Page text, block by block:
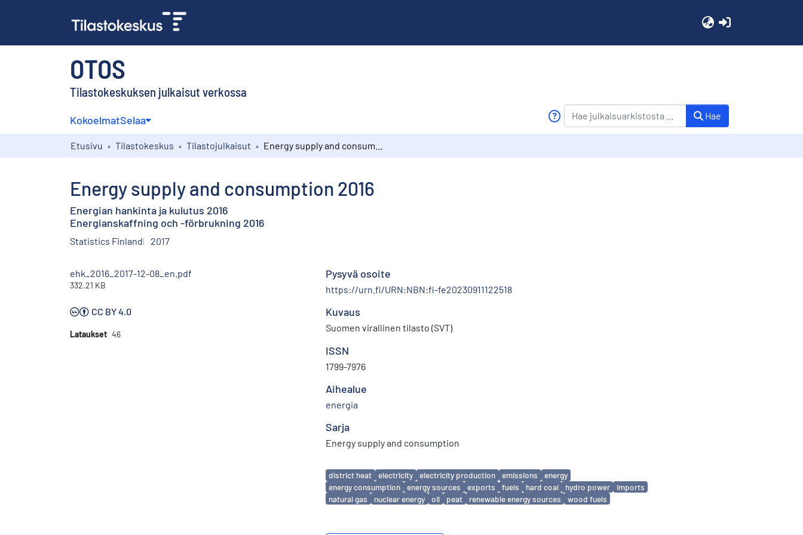
OTOS
Tilastokeskuksen julkaisut verkossa
KokoelmatSelaa Hae
Etusivu Tilastokeskus Tilastojulkaisut
Energy supply and consumption 2016
Energian hankinta ja kulutus 2016
Energianskaffning och -förbrukning 2016
Statistics Finland 2017
ehk_2016_2017-12-08_en.pdf
332.21 KB
CC BY 4.0
Lataukset 46
Pysyvä osoite
https://urn.fi/URN:NBN:fi-fe20230911122518
Kuvaus
Suomen virallinen tilasto (SVT)
ISSN
1799-7976
Aihealue
energia
Sarja
Energy supply and consumption
Avainsanat
district heat electricity electricity production emissions
energy
energy consumption
energy sources exports fuels hard coal hydro power
imports
natural gas
nuclear energy oil peat renewable energy sources wood fuels